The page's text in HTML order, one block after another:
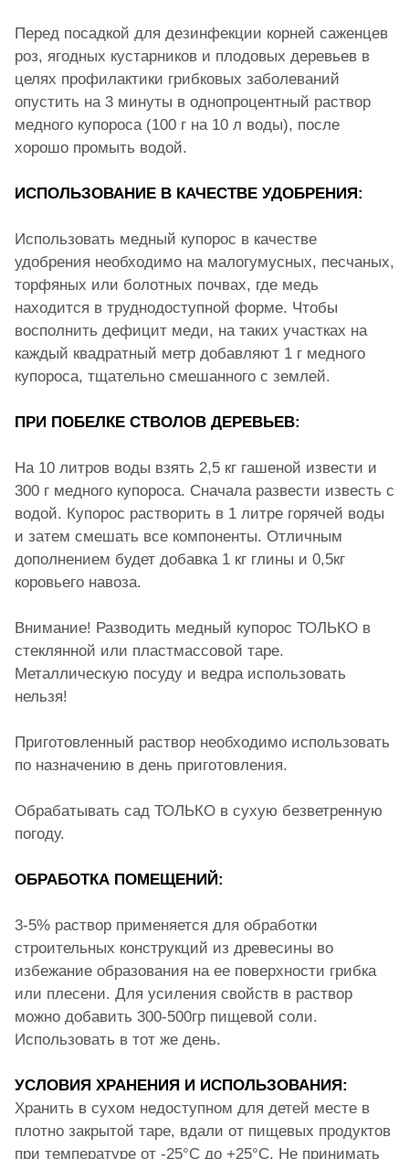
Перед посадкой для дезинфекции корней саженцев
роз, ягодных кустарников и плодовых деревьев в
целях профилактики грибковых заболеваний
опустить на 3 минуты в однопроцентный раствор
медного купороса (100 г на 10 л воды), после
хорошо промыть водой.
ИСПОЛЬЗОВАНИЕ В КАЧЕСТВЕ УДОБРЕНИЯ:
Использовать медный купорос в качестве
удобрения необходимо на малогумусных, песчаных,
торфяных или болотных почвах, где медь
находится в труднодоступной форме. Чтобы
восполнить дефицит меди, на таких участках на
каждый квадратный метр добавляют 1 г медного
купороса, тщательно смешанного с землей.
ПРИ ПОБЕЛКЕ СТВОЛОВ ДЕРЕВЬЕВ:
На 10 литров воды взять 2,5 кг гашеной извести и
300 г медного купороса. Сначала развести известь с
водой. Купорос растворить в 1 литре горячей воды
и затем смешать все компоненты. Отличным
дополнением будет добавка 1 кг глины и 0,5кг
коровьего навоза.
Внимание! Разводить медный купорос ТОЛЬКО в
стеклянной или пластмассовой таре.
Металлическую посуду и ведра использовать
нельзя!
Приготовленный раствор необходимо использовать
по назначению в день приготовления.
Обрабатывать сад ТОЛЬКО в сухую безветренную
погоду.
ОБРАБОТКА ПОМЕЩЕНИЙ:
3-5% раствор применяется для обработки
строительных конструкций из древесины во
избежание образования на ее поверхности грибка
или плесени. Для усиления свойств в раствор
можно добавить 300-500гр пищевой соли.
Использовать в тот же день.
УСЛОВИЯ ХРАНЕНИЯ И ИСПОЛЬЗОВАНИЯ:
Хранить в сухом недоступном для детей месте в
плотно закрытой таре, вдали от пищевых продуктов
при температуре от -25°С до +25°С. Не принимать